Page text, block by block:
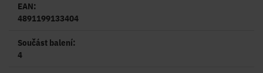
EAN:
4891199133404
Součást balení:
4